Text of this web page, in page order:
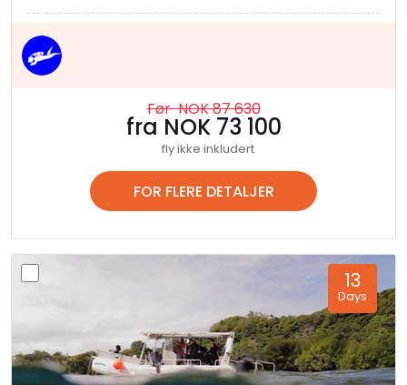
Før NOK 87 630
fra NOK 73 100
fly ikke inkludert
FOR FLERE DETALJER
13
Days